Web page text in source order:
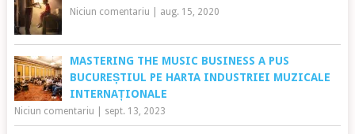
Niciun comentariu aug. 15, 2020
MASTERING THE MUSIC BUSINESS A PUS
BUCUREȘTIUL PE HARTA INDUSTRIEI MUZICALE
INTERNAȚIONALE
Niciun comentariu sept. 13, 2023